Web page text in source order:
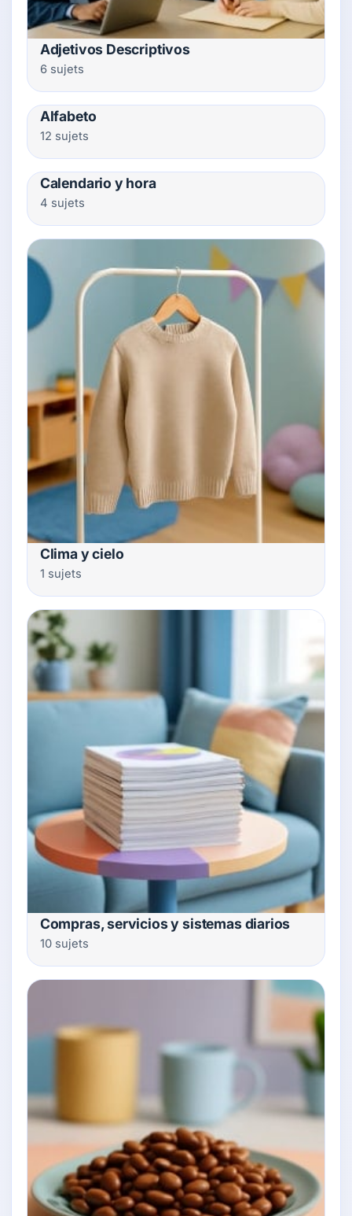
Adjetivos Descriptivos
6 sujets
Alfabeto
12 sujets
Calendario y hora
4 sujets
Clima y cielo
1 sujets
Compras, servicios y sistemas diarios
10 sujets